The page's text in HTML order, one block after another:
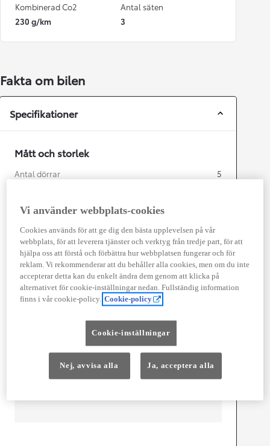
Kombinerad Co2
230 g/km
Antal säten
3
Fakta om bilen
Specifikationer
Mått och storlek
Antal dörrar
5
Length
5 998mm
Height
2 522
mm
Vi använder webbplats-cookies
Cookies används för att ge dig den bästa upplevelsen på vår
webbplats, för att leverera tjänster och verktyg från tredje part, för att
hjälpa oss att förstå och förbättra hur webbplatsen fungerar och för
reklam. Vi rekommenderar att du behåller alla cookies, men om du inte
accepterar detta kan du enkelt ändra dem genom att klicka på
alternativet för cookie-inställningar nedan. Fullständig information
finns i vår cookie-policy. Cookie-policy
Cookie-inställningar
Nej, avvisa alla Ja, acceptera alla